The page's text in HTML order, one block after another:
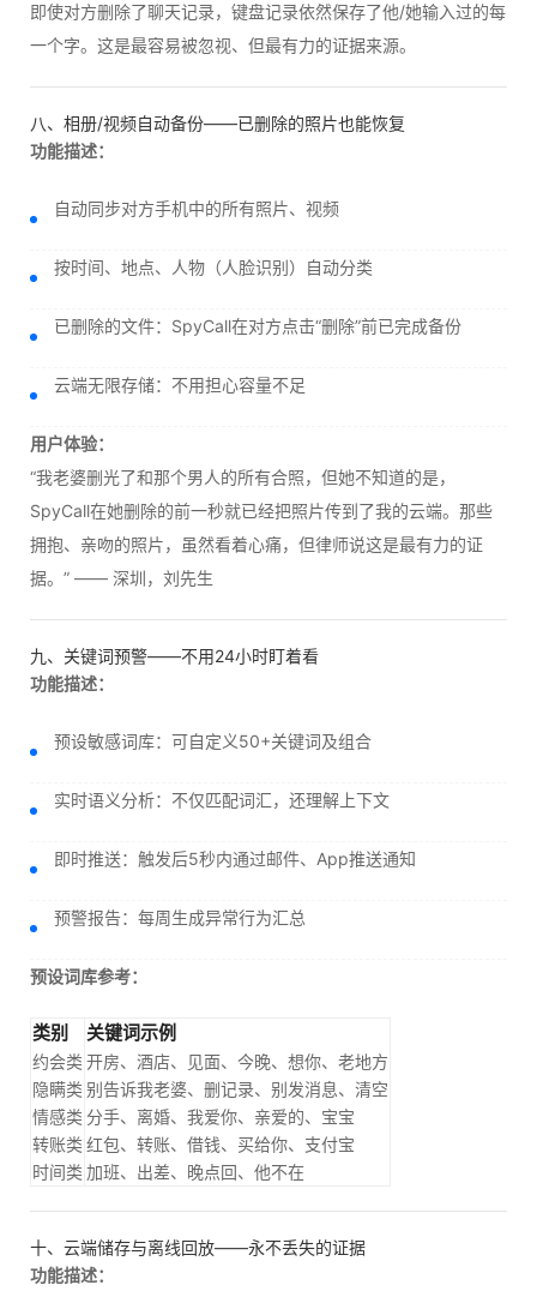
即使对方删除了聊天记录，键盘记录依然保存了他/她输入过的每
一个字。这是最容易被忽视、但最有力的证据来源。
八、相册/视频自动备份——已删除的照片也能恢复
功能描述：
自动同步对方手机中的所有照片、视频
按时间、地点、人物（人脸识别）自动分类
已删除的文件：SpyCall在对方点击“删除”前已完成备份
云端无限存储：不用担心容量不足
用户体验：
“我老婆删光了和那个男人的所有合照，但她不知道的是，
SpyCall在她删除的前一秒就已经把照片传到了我的云端。那些
拥抱、亲吻的照片，虽然看着心痛，但律师说这是最有力的证
据。” —— 深圳，刘先生
九、关键词预警——不用24小时盯着看
功能描述：
预设敏感词库：可自定义50+关键词及组合
实时语义分析：不仅匹配词汇，还理解上下文
即时推送：触发后5秒内通过邮件、App推送通知
预警报告：每周生成异常行为汇总
预设词库参考：
类别 关键词示例
约会类 开房、酒店、见面、今晚、想你、老地方
隐瞒类 别告诉我老婆、删记录、别发消息、清空
情感类 分手、离婚、我爱你、亲爱的、宝宝
转账类 红包、转账、借钱、买给你、支付宝
时间类 加班、出差、晚点回、他不在
十、云端储存与离线回放——永不丢失的证据
功能描述：